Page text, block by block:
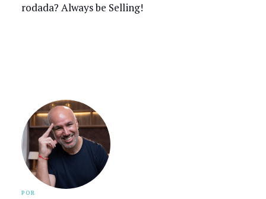
rodada? Always be Selling!
POR